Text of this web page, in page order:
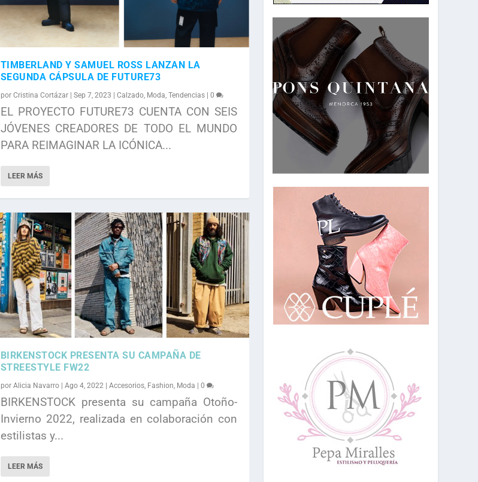
TIMBERLAND Y SAMUEL ROSS LANZAN LA
SEGUNDA CÁPSULA DE FUTURE73
por Cristina Cortázar| Sep 7, 2023 Calzado, Moda, Tendencias| 0
EL PROYECTO FUTURE73 CUENTA CON SEIS
JÓVENES CREADORES DE TODO EL MUNDO
PARA REIMAGINAR LA ICÓNICA...
LEER MÁS
BIRKENSTOCK PRESENTA SU CAMPAÑA DE
STREESTYLE FW22
por Alicia Navarro| Ago 4, 2022| Accesorios, Fashion, Moda 0
BIRKENSTOCK presenta su campaña Otoño-
Invierno 2022, realizada en colaboración con
estilistas y...
LEER MÁS